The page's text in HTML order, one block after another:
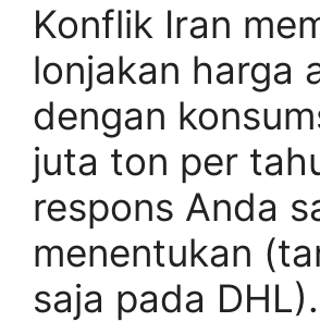
Konflik Iran
lonjakan harga
dengan
juta ton per
respons Anda
menentukan
saja pada DHL).